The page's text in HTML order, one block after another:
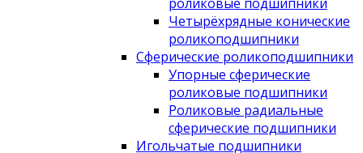
Четырёхрядные конические
роликоподшипники
Сферические роликоподшипники
Упорные сферические
роликовые подшипники
Роликовые радиальные
сферические подшипники
Игольчатые подшипники